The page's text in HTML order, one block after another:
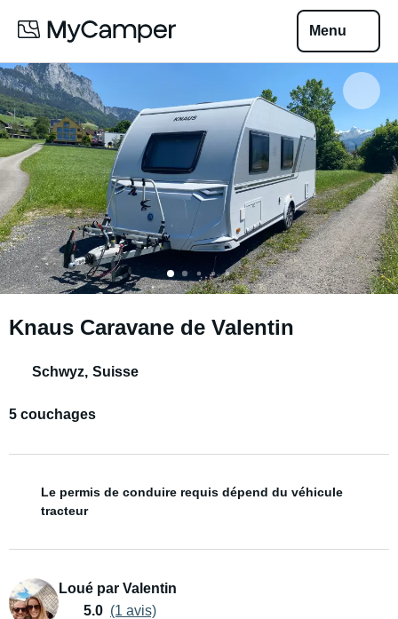
Menu
Knaus Caravane de Valentin
Schwyz, Suisse
5 couchages
Le permis de conduire requis dépend du véhicule
tracteur
Loué par Valentin
5.0 (1 avis)